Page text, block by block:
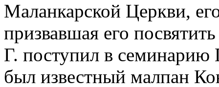
Маланкарской Церкви,
призвавшая его
Г. поступил в семинарию
был известный малпан